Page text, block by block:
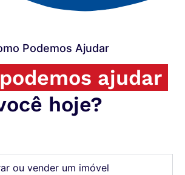
Podemos Ajudar
podemos ajudar
hoje?
ou vender um imóvel